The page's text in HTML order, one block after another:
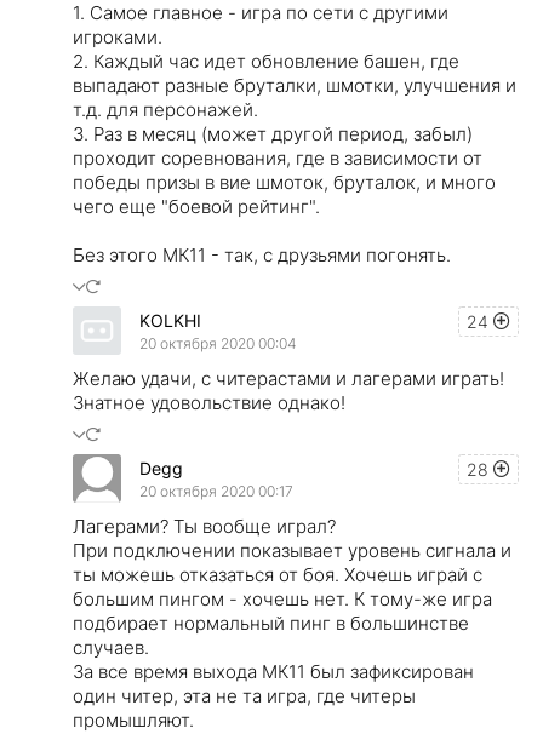
1. Самое главное - игра по сети с другими
игроками.
2. Каждый час идет обновление башен, где
выпадают разные бруталки, шмотки, улучшения и
т.д. для персонажей.
3. Раз в месяц (может другой период, забыл)
проходит соревнования, где в зависимости от
победы призы в вие шмоток, бруталок, и много
чего еще "боевой рейтинг".
Без этого МК11 - так, с друзьями погонять.
24
KOLKHI
20 октября 2020 00:04
Желаю удачи, с читерастами и лагерами играть!
Знатное удовольствие однако!
28
Degg
20 октября 2020 00:17
Лагерами? Ты вообще играл?
При подключении показывает уровень сигнала и
ты можешь отказаться от боя. Хочешь играй с
большим пингом - хочешь нет. К тому-же игра
подбирает нормальный пинг в большинстве
случаев.
За все время выхода МК11 был зафиксирован
один читер, эта не та игра, где читеры
промышляют.